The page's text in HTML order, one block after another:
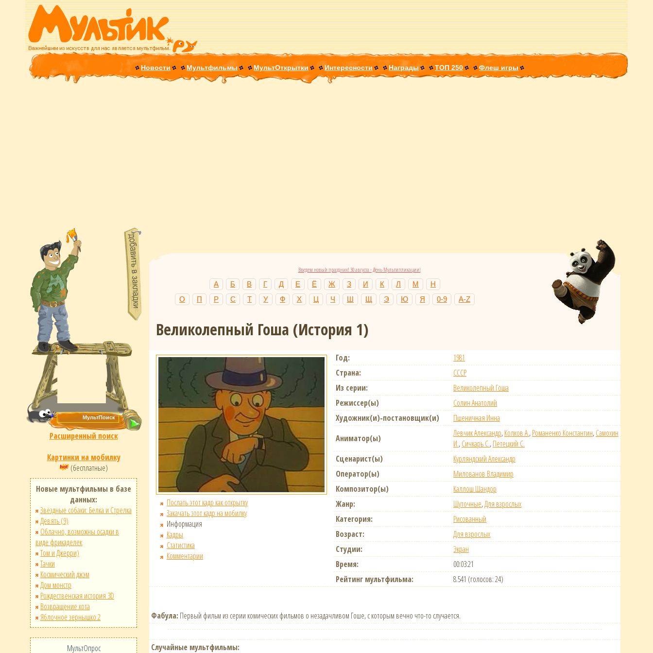
Новости Мультфильмы МультОткрытки Интересности Награды ТОП 250 Флеш игры
Расширенный поиск
Картинки на мобилку
(бесплатные)
Новые мультфильмы в базе
данных:
Звёздные собаки: Белка и Стрелка
Девять (9)
Облачно, возможны осадки в
виде фрикаделек
Том и Джерри)
Тачки
Космический джэм
Дом монстр
Рождественская история 3D
Возвращение кота
Яблочное зернышко 2
МультОпрос
Введем новый праздник! 30 августа - День Мультипликации!
А Б В Г Д Е Ё Ж З И К Л М
Н
О
П Р С Т У Ф Х Ц Ч Ш Щ Э Ю Я 0-9 A-Z
Великолепный Гоша (История 1)
Послать этот кадр как открытку
Закачать этот кадр на мобилку
Информация
Кадры
Статистика
Комментарии
Год:
1981
Страна:
СССР
Из серии:
Великолепный Гоша
Режиссер(ы)
Солин Анатолий
Художник(и)-постановщик(и)
Пшеничная Инна
Аниматор(ы)
Левчик Александр,Колков А.,Романенко Константин,Самохин
И.,Сичкарь С.,Петецкий С.
Сценарист(ы)
Курляндский Александр
Оператор(ы)
Милованов Владимир
Композитор(ы)
Каллош Шандор
Жанр:
Шуточные,Для взрослых
Категория:
Рисованный
Возраст:
Для взрослых
Студии:
Экран
Время:
00:03:21
Рейтинг мультфильма:
8.541 (голосов: 24)
Фабула: Первый фильм из серии комических фильмов о незадачливом Гоше, с которым вечно что-то случается.
Случайные мультфильмы: